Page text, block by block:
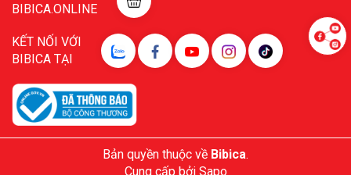
BIBICA.ONLINE
KẾT NỐI VỚI
BIBICA TẠI
Bản quyền thuộc về Bibica.
Cung cấp bởi Sapo